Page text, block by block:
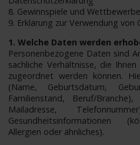
8. Gewinnspiele und Wettbewerbe
9. Erklärung zur Verwendung von
1. Welche Daten werden
Personenbezogene Daten sind
sachliche Verhältnisse, die
zugeordnet werden können.
(Name, Geburtsdatum,
Familienstand, Beruf/
Mailadresse,
Gesundheitsinformationen
Allergien oder ähnliches).